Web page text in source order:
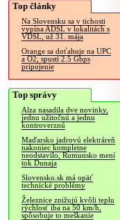
Top články
Na Slovensku sa v tichosti
vypína ADSL v lokalitách s
VDSL, už 31. mája
Orange sa doťahuje na UPC
a O2, spustí 2.5 Gbps
pripojenie
Top správy
Alza nasadila dve novinky,
jednu užitočnú a jednu
kontroverznú
Maďarsko jadrovú elektráreň
nakoniec kompletne
neodstavilo, Rumunsko mení
tok Dunaja
Slovensko.sk má opäť
technické problémy
Železnice znižujú kvôli teplu
rýchlosť iba na 50 km/h,
spôsobuje to meškanie